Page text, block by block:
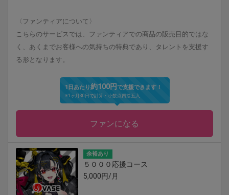
〈ファンティアについて〉
こちらのサービスでは、ファンティアでの商品の販売目的ではな
く、あくまでお客様への気持ちの特典であり、タレントを支援す
る形となります。
1日あたり約100円で支援できます！
※1ヶ月30日で計算・小数点四捨五入
ファンになる
余裕あり
５０００応援コース
5,000円/月